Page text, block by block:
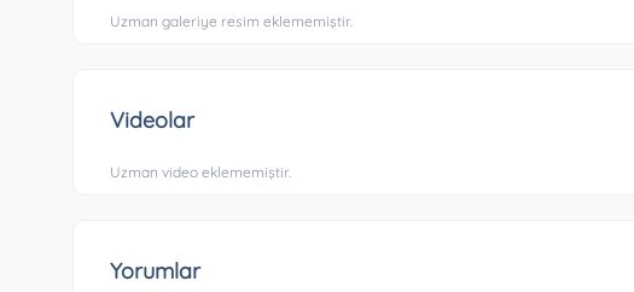
Uzman galeriye resim eklememiştir.
Videolar
Uzman video eklememiştir.
Yorumlar